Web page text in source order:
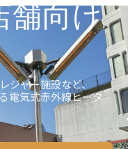
舗向け
ジャー施設など、
電気式赤外線ヒータ